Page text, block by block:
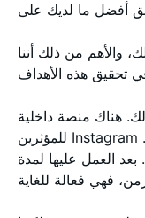
والأهم من ذلك أننا
هناك منصة داخلية
للمؤثرين Instagram . يحصلون على دعم مذهل من خوارزمية
العمل عليها لمدة